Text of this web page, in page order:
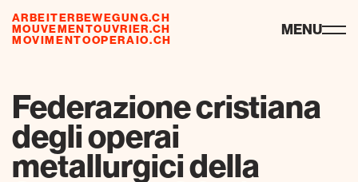
ARBEITERBEWEGUNG.CH
MOUVEMENTOUVRIER.CH
MOVIMENTOOPERAIO.CH
ressources MENU
Federazione cristiana
degli operai
metallurgici della